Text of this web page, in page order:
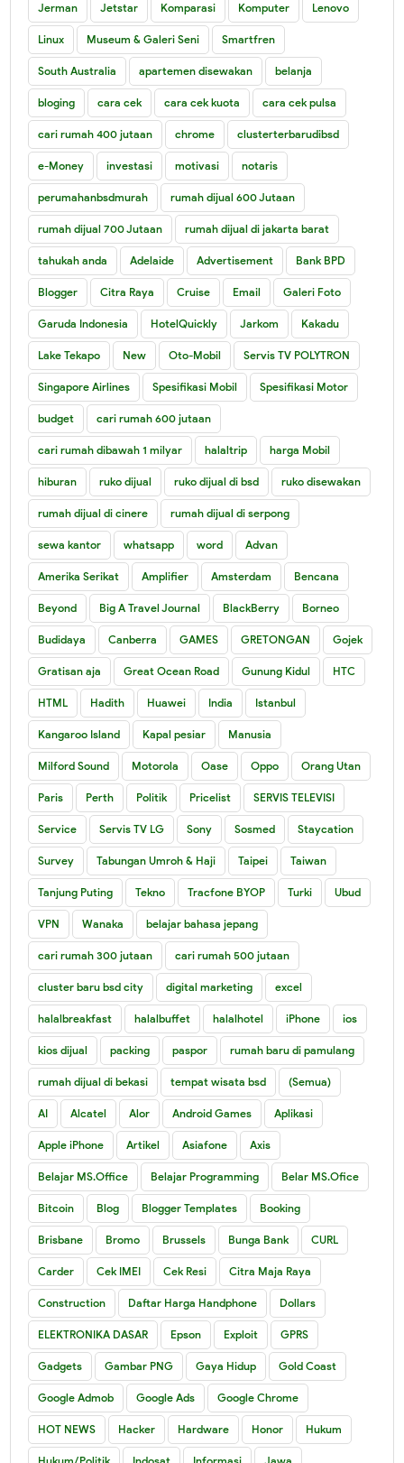
Jerman Jetstar Komparasi Komputer Lenovo
Linux Museum & Galeri Seni Smartfren
South Australia apartemen disewakan belanja
bloging cara cek cara cek kuota cara cek pulsa
cari rumah 400 jutaan chrome clusterterbarudibsd
e-Money investasi motivasi notaris
perumahanbsdmurah rumah dijual 600 Jutaan
rumah dijual 700 Jutaan rumah dijual di jakarta barat
tahukah anda Adelaide Advertisement Bank BPD
Blogger Citra Raya Cruise Email Galeri Foto
Garuda Indonesia HotelQuickly Jarkom Kakadu
Lake Tekapo New Oto-Mobil Servis TV POLYTRON
Singapore Airlines Spesifikasi Mobil Spesifikasi Motor
budget cari rumah 600 jutaan
cari rumah dibawah 1 milyar halaltrip harga Mobil
hiburan ruko dijual ruko dijual di bsd ruko disewakan
rumah dijual di cinere rumah dijual di serpong
sewa kantor whatsapp word Advan
Amerika Serikat Amplifier Amsterdam Bencana
Beyond Big A Travel Journal BlackBerry Borneo
Budidaya Canberra GAMES GRETONGAN Gojek
Gratisan aja Great Ocean Road Gunung Kidul HTC
HTML Hadith Huawei India Istanbul
Kangaroo Island Kapal pesiar Manusia
Milford Sound Motorola Oase Oppo Orang Utan
Paris Perth Politik Pricelist SERVIS TELEVISI
Service Servis TV LG Sony Sosmed Staycation
Survey Tabungan Umroh & Haji Taipei Taiwan
Tanjung Puting Tekno Tracfone BYOP Turki Ubud
VPN Wanaka belajar bahasa jepang
cari rumah 300 jutaan cari rumah 500 jutaan
cluster baru bsd city digital marketing excel
halalbreakfast halalbuffet halalhotel iPhone ios
kios dijual packing paspor rumah baru di pamulang
rumah dijual di bekasi tempat wisata bsd (Semua)
AI Alcatel Alor Android Games Aplikasi
Apple iPhone Artikel Asiafone Axis
Belajar MS.Office Belajar Programming Belar MS.Ofice
Bitcoin Blog Blogger Templates Booking
Brisbane Bromo Brussels Bunga Bank CURL
Carder Cek IMEI Cek Resi Citra Maja Raya
Construction Daftar Harga Handphone Dollars
ELEKTRONIKA DASAR Epson Exploit GPRS
Gadgets Gambar PNG Gaya Hidup Gold Coast
Google Admob Google Ads Google Chrome
HOT NEWS Hacker Hardware Honor Hukum